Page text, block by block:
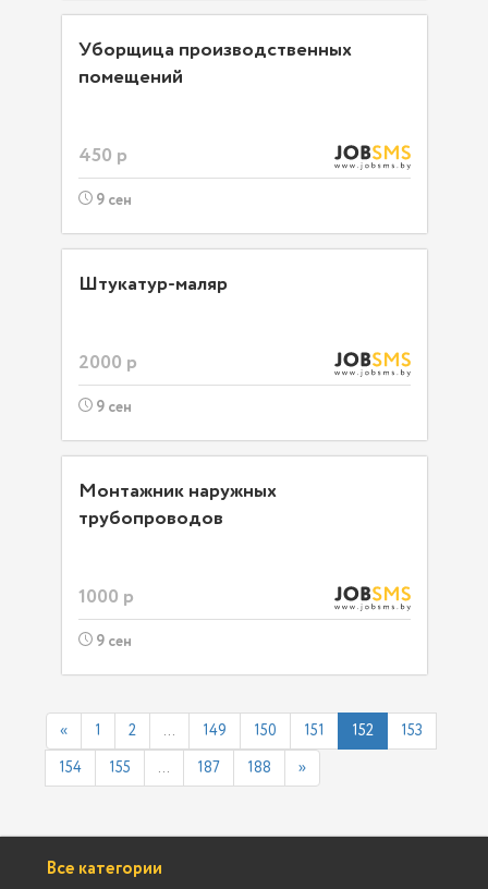
Уборщица производственных
помещений
450 р
9 сен
Штукатур-маляр
2000 р
9 сен
Монтажник наружных
трубопроводов
1000 р
9 сен
« 1 2 ... 149 150 151 152 153
154 155 ... 187 188 »
Все категории